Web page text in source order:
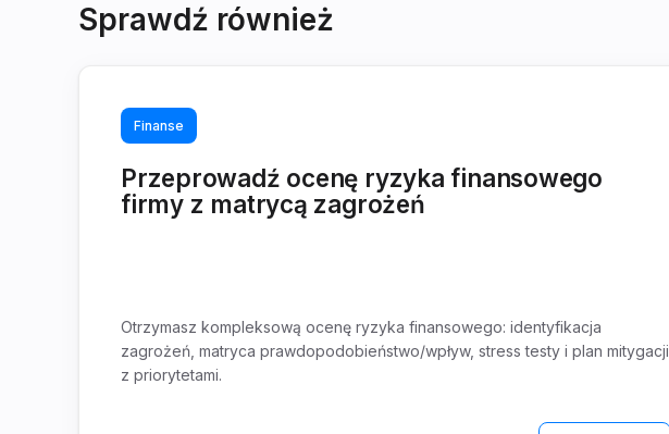
Sprawdź również
Finanse
Przeprowadź ocenę ryzyka finansowego
firmy z matrycą zagrożeń
Otrzymasz kompleksową ocenę ryzyka finansowego: identyfikacja
zagrożeń, matryca prawdopodobieństwo/wpływ, stress testy i plan mitygacji
z priorytetami.